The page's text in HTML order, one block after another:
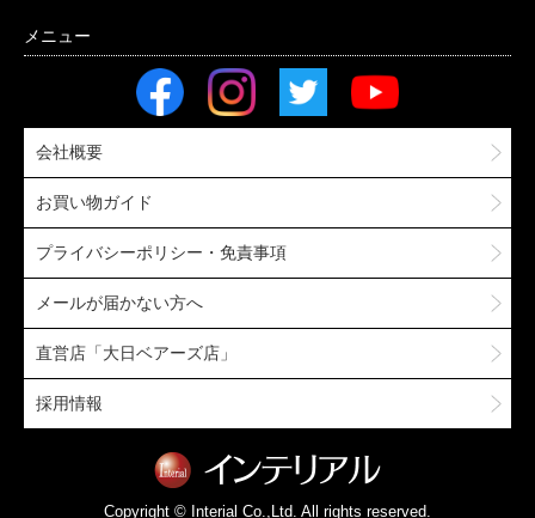
会社概要
お買い物ガイド
プライバシーポリシー・免責事項
メールが届かない方へ
直営店「大日ベアーズ店」
採用情報
Copyright © Interial Co.,Ltd. All rights reserved.